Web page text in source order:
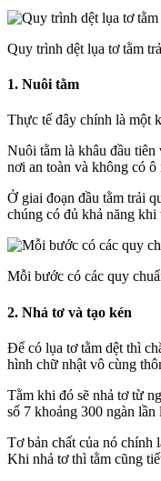
Quy trình dệt lụa tơ tằm
1. Nuôi tằm
Thực tế đây chính là một
Nuôi tằm là khâu đầu
nơi an toàn và không có
Ở giai đoạn đầu tằm trải
chúng có đủ khả năng khi
Mỗi bước có các quy
2. Nhả tơ và tạo kén
Để có lụa tơ tằm dệt thì
hình chữ nhật vô cùng
Tằm khi đó sẽ nhả tơ từ
số 7 khoảng 300 ngàn
Tơ bản chất của nó chính
Khi nhả tơ thì tằm cũng